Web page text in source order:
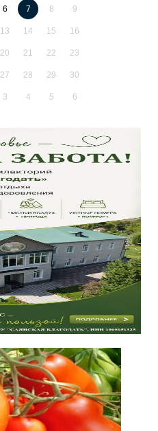
6 7 8 9
13 14 15 16
20 21 22 23
27 28 29 30
3 4 5 6